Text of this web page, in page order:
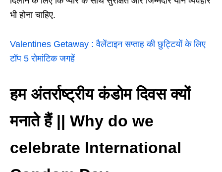
भी होना चाहिए.
Valentines Getaway : वैलेंटाइन सप्ताह की छुट्टियों के लिए
टॉप 5 रोमांटिक जगहें
हम अंतर्राष्ट्रीय कंडोम दिवस क्यों
मनाते हैं || Why do we
celebrate International